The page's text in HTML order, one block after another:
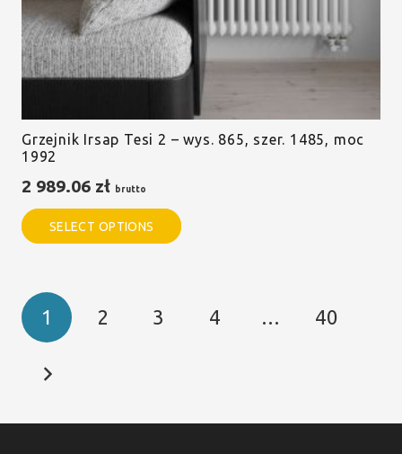
Grzejnik Irsap Tesi 2 – wys. 865, szer. 1485, moc
1992
2 989.06 zł brutto
SELECT OPTIONS
Stronicowanie
wpisów
1 2 3 4 … 40